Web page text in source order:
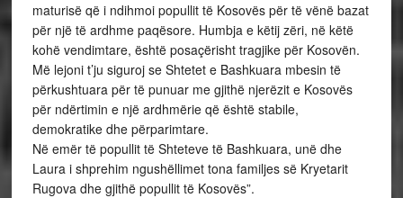
maturisë që i ndihmoi popullit të Kosovës për të vënë bazat
për një të ardhme paqësore. Humbja e këtij zëri, në këtë
kohë vendimtare, është posaçërisht tragjike për Kosovën.
Më lejoni t’ju siguroj se Shtetet e Bashkuara mbesin të
përkushtuara për të punuar me gjithë njerëzit e Kosovës
për ndërtimin e një ardhmërie që është stabile,
demokratike dhe përparimtare.
Në emër të popullit të Shteteve të Bashkuara, unë dhe
Laura i shprehim ngushëllimet tona familjes së Kryetarit
Rugova dhe gjithë popullit të Kosovës”.